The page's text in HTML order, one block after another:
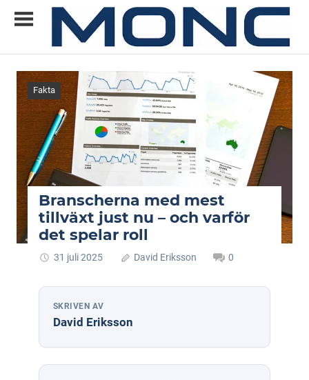
Allt
du
vill
veta
om
ny
teknik
Fakta
Branscherna med mest
tillväxt just nu – och varför
det spelar roll
31 juli 2025 David Eriksson 0
SKRIVEN AV
David Eriksson